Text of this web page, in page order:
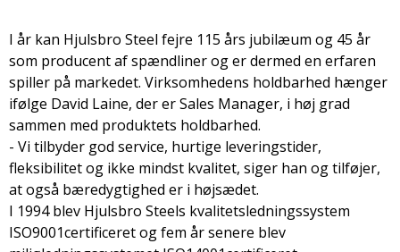
I år kan Hjulsbro Steel fejre 115 års jubilæum og 45 år
som producent af spændliner og er dermed en erfaren
spiller på markedet. Virksomhedens holdbarhed hænger
ifølge David Laine, der er Sales Manager, i høj grad
sammen med produktets holdbarhed.
- Vi tilbyder god service, hurtige leveringstider,
fleksibilitet og ikke mindst kvalitet, siger han og tilføjer,
at også bæredygtighed er i højsædet.
I 1994 blev Hjulsbro Steels kvalitetsledningssystem
ISO9001certificeret og fem år senere blev